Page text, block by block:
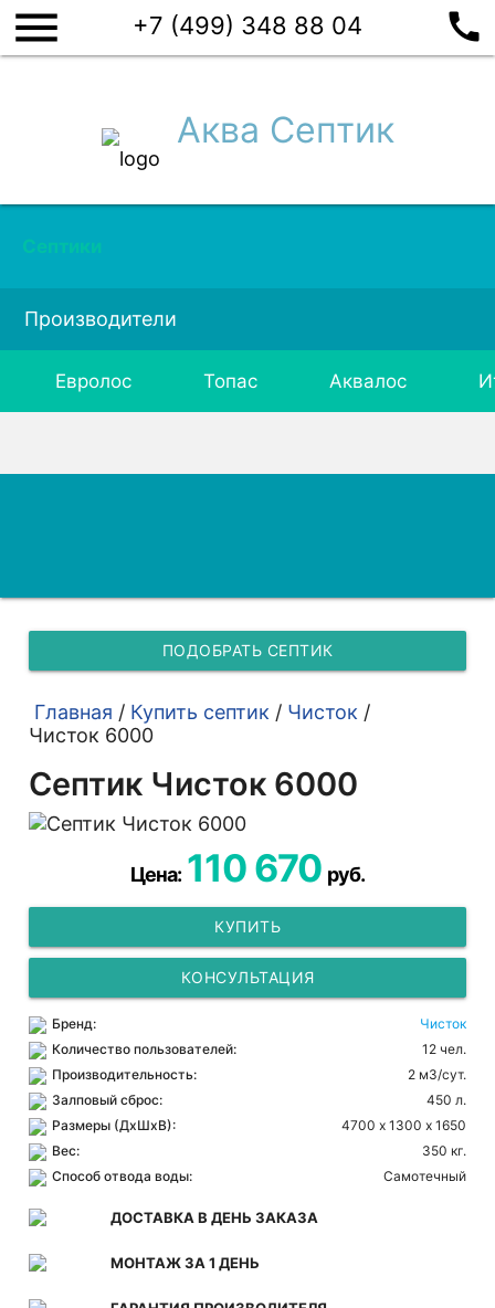
menu +7 (499) 348 88 04 call
Аква Септик
Септики
Производители
Евролос Топас Аквалос
ПОДОБРАТЬ СЕПТИК
Главная / Купить септик / Чисток /
Чисток 6000
Септик Чисток 6000
Цена: 110 670 руб.
КУПИТЬ
КОНСУЛЬТАЦИЯ
Бренд:
Чисток
Количество пользователей:
12 чел.
Производительность:
2 м3/сут.
Залповый сброс:
450 л.
Размеры (ДхШхВ):
4700 х 1300 х 1650
Вес:
350 кг.
Способ отвода воды:
Самотечный
ДОСТАВКА В ДЕНЬ ЗАКАЗА
МОНТАЖ ЗА 1 ДЕНЬ